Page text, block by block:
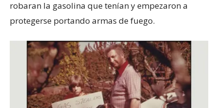
robaran la gasolina que tenían y empezaron a
protegerse portando armas de fuego.